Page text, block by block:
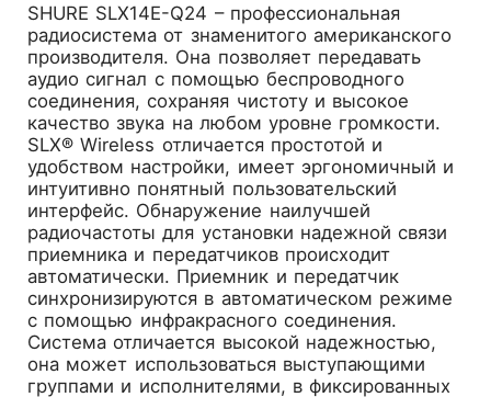
SHURE SLX14E-Q24 – профессиональная
радиосистема от знаменитого американского
производителя. Она позволяет передавать
аудио сигнал с помощью беспроводного
соединения, сохраняя чистоту и высокое
качество звука на любом уровне громкости.
SLX® Wireless отличается простотой и
удобством настройки, имеет эргономичный и
интуитивно понятный пользовательский
интерфейс. Обнаружение наилучшей
радиочастоты для установки надежной связи
приемника и передатчиков происходит
автоматически. Приемник и передатчик
синхронизируются в автоматическом режиме
с помощью инфракрасного соединения.
Система отличается высокой надежностью,
она может использоваться выступающими
группами и исполнителями, в фиксированных